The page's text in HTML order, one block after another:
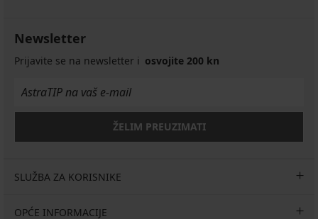
Newsletter
Prijavite se na newsletter i osvojite 200 kn
ŽELIM PREUZIMATI
SLUŽBA ZA KORISNIKE
OPĆE INFORMACIJE